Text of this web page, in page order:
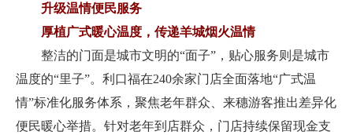
升级温情便民服务
厚植广式暖心温度，传递羊城烟火温情
整洁的门面是城市文明的“面子”，贴心服务则是城市
温度的“里子”。利口福在240余家门店全面落地“广式温
情”标准化服务体系，聚焦老年群众、来穗游客推出差异化
便民暖心举措。针对老年到店群众，门店持续保留现金支